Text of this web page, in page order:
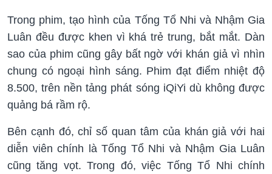
Trong phim, tạo hình của Tống Tổ Nhi và Nhậm Gia
Luân đều được khen vì khá trẻ trung, bắt mắt. Dàn
sao của phim cũng gây bất ngờ với khán giả vì nhìn
chung có ngoại hình sáng. Phim đạt điểm nhiệt độ
8.500, trên nền tảng phát sóng iQiYi dù không được
quảng bá rầm rộ.
Bên cạnh đó, chỉ số quan tâm của khán giả với hai
diễn viên chính là Tống Tổ Nhi và Nhậm Gia Luân
cũng tăng vọt. Trong đó, việc Tống Tổ Nhi chính